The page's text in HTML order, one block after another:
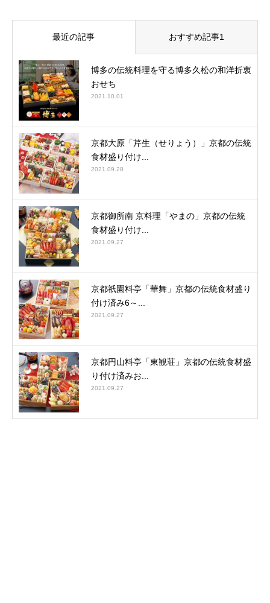
最近の記事 おすすめ記事1
博多の伝統料理を守る博多久松の和洋折衷
おせち
2021.10.01
京都大原「芹生（せりょう）」京都の伝統
食材盛り付け...
2021.09.28
京都御所南 京料理「やまの」京都の伝統
食材盛り付け...
2021.09.27
京都祇園料亭「華舞」京都の伝統食材盛り
付け済み6～...
2021.09.27
京都円山料亭「東観荘」京都の伝統食材盛
り付け済みお...
2021.09.27